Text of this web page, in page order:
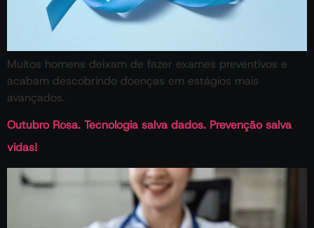
Muitos homens deixam de fazer exames preventivos e
acabam descobrindo doenças em estágios mais
avançados.
Outubro Rosa. Tecnologia salva dados. Prevenção salva
vidas!